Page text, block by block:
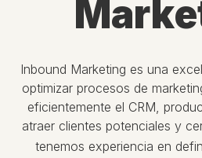
Inbound Marketing es una
optimizar procesos de
eficientemente el CRM,
atraer clientes potenciales y
tenemos experiencia en